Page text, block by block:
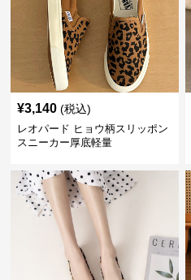
¥3,140 (税込)
レオパード ヒョウ柄スリッポン
スニーカー厚底軽量